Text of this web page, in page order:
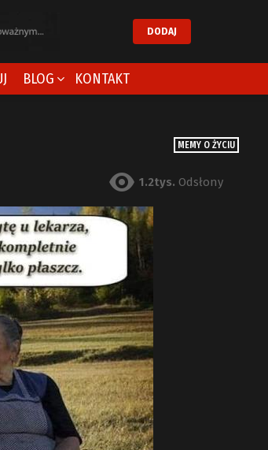
DODAJ
BLOG KONTAKT
MEMY O ŻYCIU
1.2tys. Odsłony